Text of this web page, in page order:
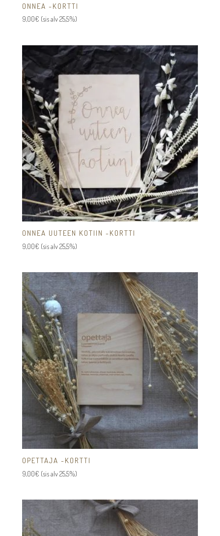
ONNEA -KORTTI
9,00€ (sis alv 25,5%)
ONNEA UUTEEN KOTIIN -KORTTI
9,00€ (sis alv 25,5%)
OPETTAJA -KORTTI
9,00€ (sis alv 25,5%)